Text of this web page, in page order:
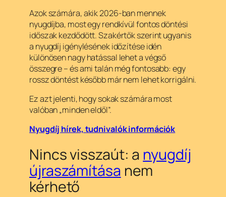
Azok számára, akik 2026-ban mennek
nyugdíjba, most egy rendkívül fontos döntési
időszak kezdődött. Szakértők szerint ugyanis
a nyugdíj igénylésének időzítése idén
különösen nagy hatással lehet a végső
összegre – és ami talán még fontosabb: egy
rossz döntést később már nem lehet korrigálni.
Ez azt jelenti, hogy sokak számára most
valóban „minden eldől”.
Nyugdíj hírek, tudnivalók információk
Nincs visszaút: a nyugdíj
újraszámítása nem
kérhető